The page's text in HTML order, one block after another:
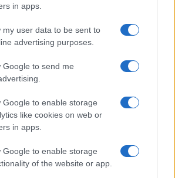
in apps.
my user data to be sent to
advertising purposes.
Google to send me
Google to enable storage
like cookies on web or
in apps.
Google to enable storage
of the website or app.
attacca un pescatore: attimi di
romano